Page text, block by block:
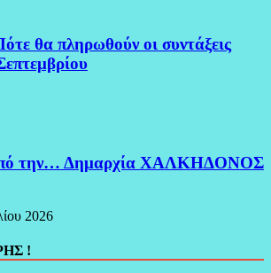
θα πληρωθούν οι συντάξεις
την… Δημαρχία ΧΑΛΚΗΔΟΝΟΣ
2026
!